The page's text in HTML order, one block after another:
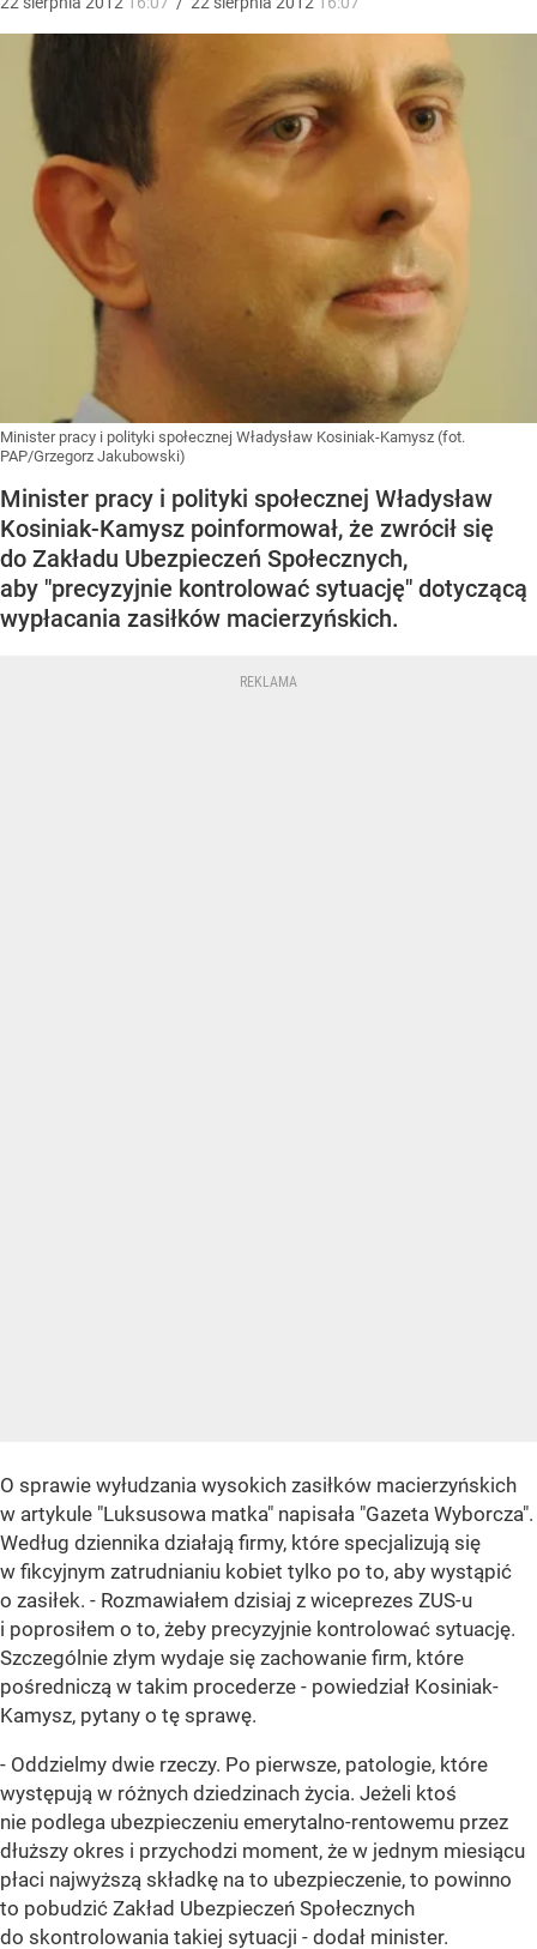
Minister pracy i polityki społecznej Władysław Kosiniak-Kamysz (fot.
PAP/Grzegorz Jakubowski)
Minister pracy i polityki społecznej Władysław
Kosiniak-Kamysz poinformował, że zwrócił się
do Zakładu Ubezpieczeń Społecznych,
aby "precyzyjnie kontrolować sytuację" dotyczącą
wypłacania zasiłków macierzyńskich.
O sprawie wyłudzania wysokich zasiłków macierzyńskich
w artykule "Luksusowa matka" napisała "Gazeta Wyborcza".
Według dziennika działają firmy, które specjalizują się
w fikcyjnym zatrudnianiu kobiet tylko po to, aby wystąpić
o zasiłek. - Rozmawiałem dzisiaj z wiceprezes ZUS-u
i poprosiłem o to, żeby precyzyjnie kontrolować sytuację.
Szczególnie złym wydaje się zachowanie firm, które
pośredniczą w takim procederze - powiedział Kosiniak-
Kamysz, pytany o tę sprawę.
- Oddzielmy dwie rzeczy. Po pierwsze, patologie, które
występują w różnych dziedzinach życia. Jeżeli ktoś
nie podlega ubezpieczeniu emerytalno-rentowemu przez
dłuższy okres i przychodzi moment, że w jednym miesiącu
płaci najwyższą składkę na to ubezpieczenie, to powinno
to pobudzić Zakład Ubezpieczeń Społecznych
do skontrolowania takiej sytuacji - dodał minister.